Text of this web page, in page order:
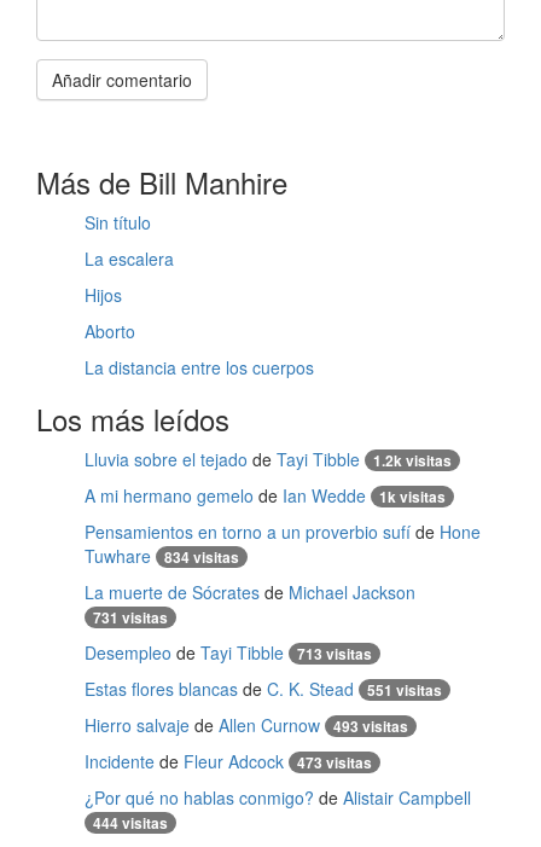
Añadir comentario
Más de Bill Manhire
Sin título
La escalera
Hijos
Aborto
La distancia entre los cuerpos
Los más leídos
Lluvia sobre el tejado de Tayi Tibble 1.2k visitas
A mi hermano gemelo de Ian Wedde 1k visitas
Pensamientos en torno a un proverbio sufí de Hone
Tuwhare
834 visitas
La muerte de Sócrates de Michael Jackson
731 visitas
Desempleo de Tayi Tibble 713 visitas
Estas flores blancas de C. K. Stead 551 visitas
Hierro salvaje de Allen Curnow 493 visitas
Incidente de Fleur Adcock 473 visitas
¿Por qué no hablas conmigo? de Alistair Campbell
444 visitas